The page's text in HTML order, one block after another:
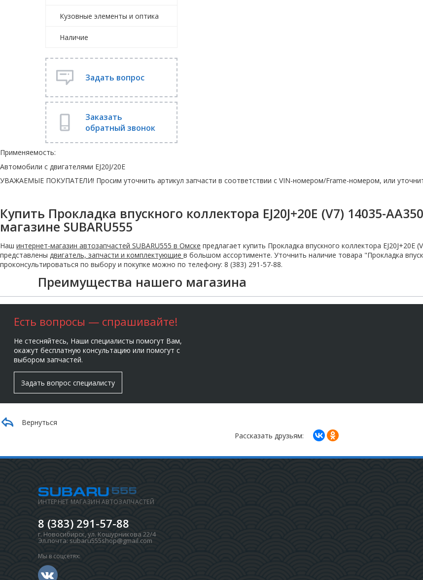
Кузовные элементы и оптика
Наличие
Задать вопрос
Заказать
обратный звонок
Применяемость:
Автомобили с двигателями EJ20J/20E
УВАЖАЕМЫЕ ПОКУПАТЕЛИ! Просим уточнить артикул запчасти в соответствии с VIN-номером/Frame-номером, или
Купить Прокладка впускного коллектора EJ20J+20E (V7) 14035-
магазине SUBARU555
Наш интернет-магазин автозапчастей SUBARU555 в Омске предлагает купить Прокладка впускного коллектора
представлены двигатель, запчасти и комплектующие в большом ассортименте. Уточнить наличие товара "Прокладка
проконсультироваться по выбору и покупке можно по телефону: 8 (383) 291-57-88.
Преимущества нашего магазина
Есть вопросы — спрашивайте!
Не стесняйтесь, Наши специалисты помогут Вам,
окажут бесплатную консультацию или помогут с
выбором запчастей.
Задать вопрос специалисту
Вернуться
Рассказать друзьям:
ИНТЕРНЕТ МАГАЗИН АВТОЗАПЧАСТЕЙ
8 (383) 291-57-88
г. Новосибирск,ул. Кошурникова 22/4
Эл.почта: subaru555shop@gmail.com
Мы в соцсетях: